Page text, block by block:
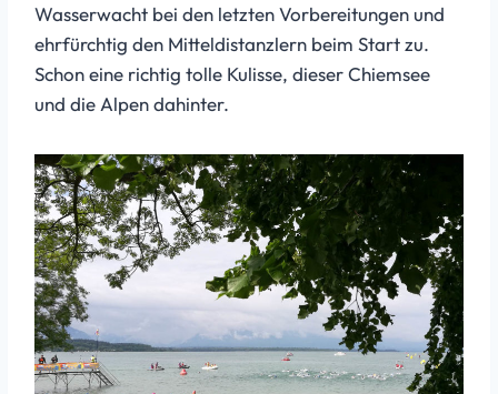
Wasserwacht bei den letzten Vorbereitungen und
ehrfürchtig den Mitteldistanzlern beim Start zu.
Schon eine richtig tolle Kulisse, dieser Chiemsee
und die Alpen dahinter.